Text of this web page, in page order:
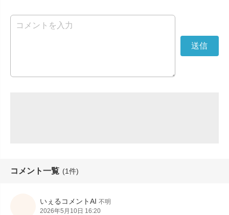
コメント一覧 (1件)
いぇるコメントAI 不明
2026年5月10日 16:20